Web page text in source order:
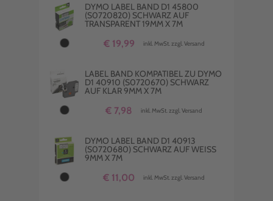
DYMO LABEL BAND D1 45800
(S0720820) SCHWARZ AUF
TRANSPARENT 19MM X 7M
€ 19,99 inkl. MwSt. zzgl. Versand
LABEL BAND KOMPATIBEL ZU DYMO
D1 40910 (S0720670) SCHWARZ
AUF KLAR 9MM X 7M
€ 7,98 inkl. MwSt. zzgl. Versand
DYMO LABEL BAND D1 40913
(S0720680) SCHWARZ AUF WEISS 9
MM X 7M
€ 11,00 inkl. MwSt. zzgl. Versand